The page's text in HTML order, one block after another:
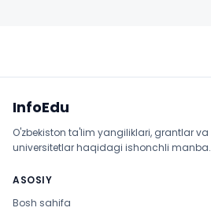
InfoEdu
O'zbekiston ta'lim yangiliklari, grantlar va
universitetlar haqidagi ishonchli manba.
ASOSIY
Bosh sahifa